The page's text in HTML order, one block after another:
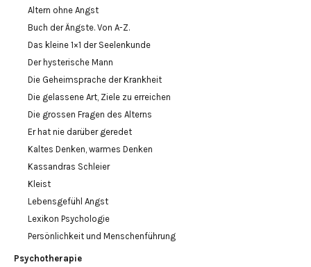
Altern ohne Angst
Buch der Ängste. Von A-Z.
Das kleine 1×1 der Seelenkunde
Der hysterische Mann
Die Geheimsprache der Krankheit
Die gelassene Art, Ziele zu erreichen
Die grossen Fragen des Alterns
Er hat nie darüber geredet
Kaltes Denken, warmes Denken
Kassandras Schleier
Kleist
Lebensgefühl Angst
Lexikon Psychologie
Persönlichkeit und Menschenführung
Psychotherapie